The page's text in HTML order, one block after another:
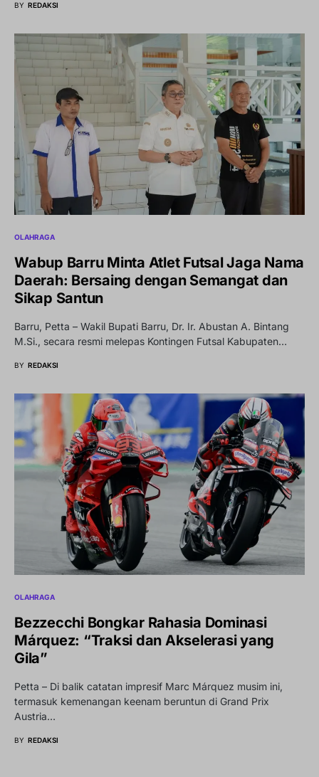
BY REDAKSI
OLAHRAGA
Wabup Barru Minta Atlet Futsal Jaga Nama
Daerah: Bersaing dengan Semangat dan
Sikap Santun
Barru, Petta – Wakil Bupati Barru, Dr. Ir. Abustan A. Bintang
M.Si., secara resmi melepas Kontingen Futsal Kabupaten…
BY REDAKSI
OLAHRAGA
Bezzecchi Bongkar Rahasia Dominasi
Márquez: “Traksi dan Akselerasi yang
Gila”
Petta – Di balik catatan impresif Marc Márquez musim ini,
termasuk kemenangan keenam beruntun di Grand Prix
Austria…
BY REDAKSI